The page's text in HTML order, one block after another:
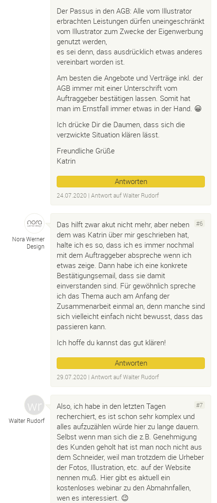
Der Passus in den AGB: Alle vom Illustrator
erbrachten Leistungen dürfen uneingeschränkt
vom Illustrator zum Zwecke der Eigenwerbung
genutzt werden,
es sei denn, dass ausdrücklich etwas anderes
vereinbart worden ist.
Am besten die Angebote und Verträge inkl. der
AGB immer mit einer Unterschrift vom
Auftraggeber bestätigen lassen. Somit hat
man im Ernstfall immer etwas in der Hand. 😀
Ich drücke Dir die Daumen, dass sich die
verzwickte Situation klären lässt.
Freundliche Grüße
Katrin
Antworten
24.07.2020 | Antwort aufWalter Rudorf
Nora Werner
Design
#6
Das hilft zwar akut nicht mehr, aber neben
dem was Katrin über mir geschrieben hat,
halte ich es so, dass ich es immer nochmal
mit dem Auftraggeber abspreche wenn ich
etwas zeige. Dann habe ich eine konkrete
Bestätigungsemail, dass sie damit
einverstanden sind. Für gewöhnlich spreche
ich das Thema auch am Anfang der
Zusammenarbeit einmal an, denn manche sind
sich vielleicht einfach nicht bewusst, dass das
passieren kann.
Ich hoffe du kannst das gut klären!
Antworten
29.07.2020 | Antwort aufWalter Rudorf
Walter Rudorf
#7
Also, ich habe in den letzten Tagen
recherchiert, es ist schon sehr komplex und
alles aufzuzählen würde hier zu lange dauern.
Selbst wenn man sich die z.B. Genehmigung
des Kunden geholt hat ist man noch nicht aus
dem Schneider, weil man trotzdem die Urheber
der Fotos, Illustration, etc. auf der Website
nennen muß. Hier gibt es aktuell ein
kostenloses webinar zu den Abmahnfallen,
wen es interessiert. 😉